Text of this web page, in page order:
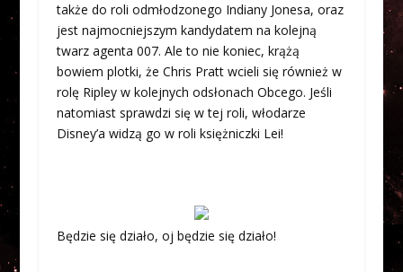
także do roli odmłodzonego Indiany Jonesa, oraz
jest najmocniejszym kandydatem na kolejną
twarz agenta 007. Ale to nie koniec, krążą
bowiem plotki, że Chris Pratt wcieli się również w
rolę Ripley w kolejnych odsłonach Obcego. Jeśli
natomiast sprawdzi się w tej roli, włodarze
Disney’a widzą go w roli księżniczki Lei!
Będzie się działo, oj będzie się działo!